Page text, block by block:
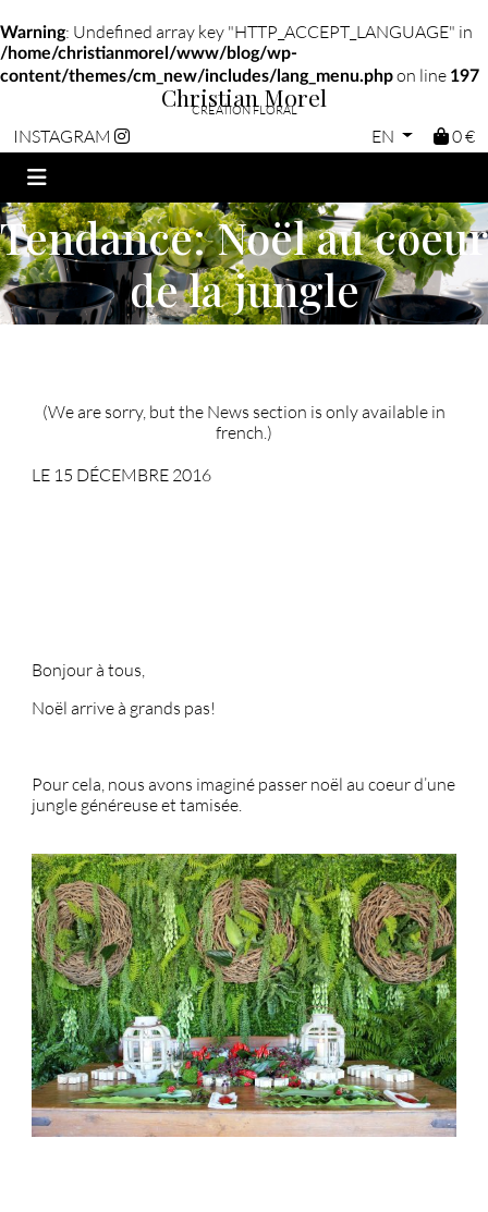
Warning: Undefined array key "HTTP_ACCEPT_LANGUAGE" in
/home/christianmorel/www/blog/wp-
content/themes/cm_new/includes/lang_menu.phpon line 197
INSTAGRAM
Christian Morel
CRÉATION FLORAL
EN 0 €
Tendance: Noël au coeur
de la jungle
(We are sorry, but the News section is only available in
french.)
LE 15 DÉCEMBRE 2016
Bonjour à tous,
Noël arrive à grands pas!
Pour cela, nous avons imaginé passer noël au coeur d’une
jungle généreuse et tamisée.